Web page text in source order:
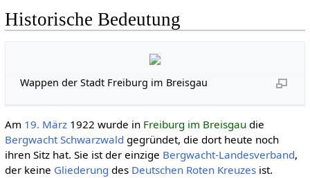
Historische Bedeutung
Wappen der Stadt Freiburg im Breisgau
Am 19. März1922 wurde in Freiburg im Breisgaudie
Bergwacht Schwarzwald gegründet, die dort heute noch
ihren Sitz hat. Sie ist der einzige Bergwacht-Landesverband,
der keine Gliederung des Deut­schen Roten Kreu­zesist.